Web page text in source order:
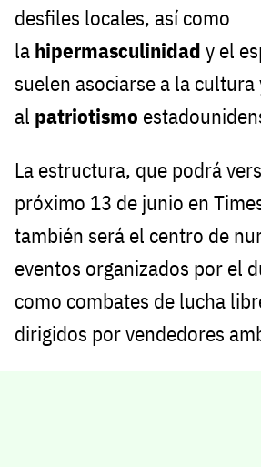
desfiles locales, así como
la hipermasculinidad y el
suelen asociarse a la cultura
al patriotismo
La estructura, que podrá
próximo 13 de junio en
también será el centro de
eventos organizados por el
como combates de lucha
dirigidos por vendedores